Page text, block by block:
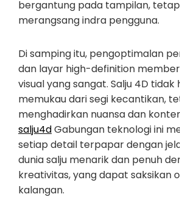
bergantung pada tampilan,
merangsang indra pengguna.
Di samping itu, pengoptimalan
dan layar high-definition
visual yang sangat. Salju 4D tidak
memukau dari segi kecantikan,
menghadirkan nuansa dan
salju4dGabungan teknologi ini
setiap detail terpapar dengan
dunia salju menarik dan penuh
kreativitas, yang dapat saksikan
kalangan.